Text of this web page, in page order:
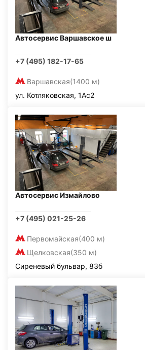
Автосервис Варшавское ш
+7 (495) 182-17-65
Варшавская(1400 м)
ул. Котляковская, 1Ас2
Автосервис Измайлово
+7 (495) 021-25-26
Первомайская(400 м)
Щелковская(350 м)
Сиреневый бульвар, 83б